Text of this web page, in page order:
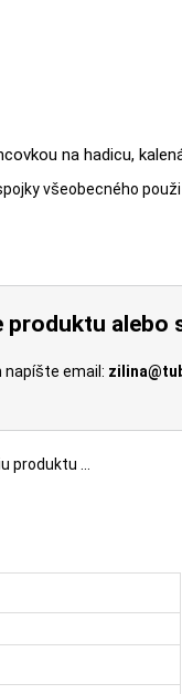
na hadicu,
všeobecného
alebo
napíšte email:
produktu …